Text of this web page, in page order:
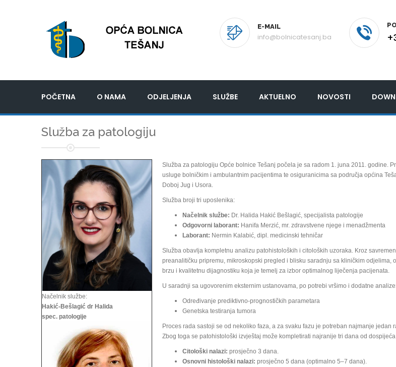
E-MAIL
info@bolnicatesanj.ba
POČETNA O NAMA ODJELJENJA SLUŽBE AKTUELNO NOVOSTI
Služba za patologiju
Načelnik službe:
Hakić-Bešlagić dr Halida
spec. patologije
Služba za patologiju Opće bolnice Tešanj počela je sa radom 1. juna 2011. godine.
usluge bolničkim i ambulantnim pacijentima te osiguranicima sa područja općina
Doboj Jug i Usora.
Služba broji tri uposlenika:
Načelnik službe: Dr. Halida Hakić Bešlagić, specijalista patologije
Odgovorni laborant: Hanifa Merzić, mr. zdravstvene njege i menadžmenta
Laborant: Nermin Kalabić, dipl. medicinski tehničar
Služba obavlja kompletnu analizu patohistoloških i citoloških uzoraka. Kroz
preanalitičku pripremu, mikroskopski pregled i blisku saradnju sa kliničkim odjelima,
brzu i kvalitetnu dijagnostiku koja je temelj za izbor optimalnog liječenja pacijenata.
U saradnji sa ugovorenim eksternim ustanovama, po potrebi vršimo i dodatne
Određivanje prediktivno-prognostičkih parametara
Genetska testiranja tumora
Proces rada sastoji se od nekoliko faza, a za svaku fazu je potreban najmanje jedan
Zbog toga se patohistološki izvještaj može kompletirati najranije tri dana od
Citološki nalazi: prosječno 3 dana.
Osnovni histološki nalazi: prosječno 5 dana (optimalno 5–7 dana).